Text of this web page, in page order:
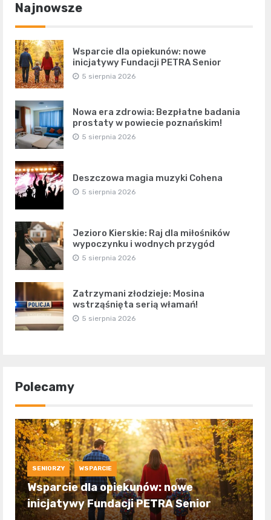
Najnowsze
Wsparcie dla opiekunów: nowe
inicjatywy Fundacji PETRA Senior
5 sierpnia 2026
Nowa era zdrowia: Bezpłatne badania
prostaty w powiecie poznańskim!
5 sierpnia 2026
Deszczowa magia muzyki Cohena
5 sierpnia 2026
Jezioro Kierskie: Raj dla miłośników
wypoczynku i wodnych przygód
5 sierpnia 2026
Zatrzymani złodzieje: Mosina
wstrząśnięta serią włamań!
5 sierpnia 2026
Polecamy
SENIORZY WSPARCIE
Wsparcie dla opiekunów: nowe
inicjatywy Fundacji PETRA Senior